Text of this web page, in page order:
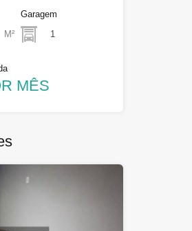
M²
Garagem
1
MÊS